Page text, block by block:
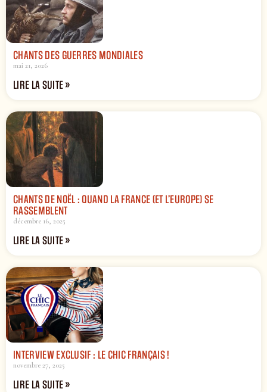
CHANTS DES GUERRES MONDIALES
mai 21, 2026
LIRE LA SUITE »
CHANTS DE NOËL : QUAND LA FRANCE (ET L’EUROPE) SE
RASSEMBLENT
décembre 16, 2025
LIRE LA SUITE »
INTERVIEW EXCLUSIF : LE CHIC FRANÇAIS !
novembre 27, 2025
LIRE LA SUITE »